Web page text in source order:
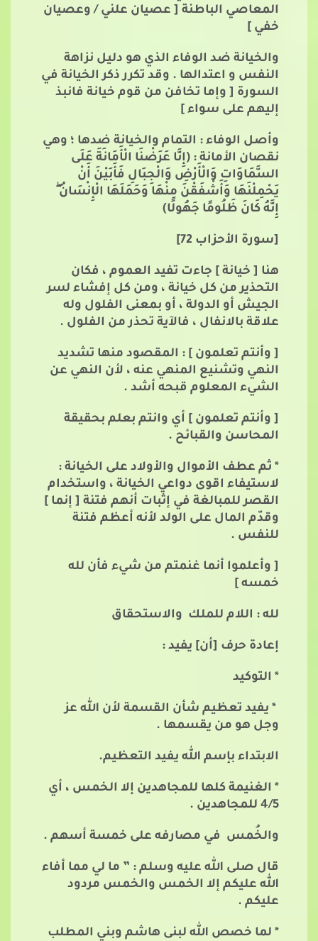
المعاصي الباطنة [ عصيان علني / وعصيان
خفي ]
والخيانة ضد الوفاء الذي هو دليل نزاهة
النفس و اعتدالها . وقد تكرر ذكر الخيانة في
السورة [ وإما تخافن من قوم خيانة فانبذ
إليهم على سواء ]
وأصل الوفاء : التمام والخيانة ضدها ؛ وهي
نقصان الأمانة : (إِنَّا عَرَضْنَا الْأَمَانَةَ عَلَى
السَّمَاوَاتِ وَالْأَرْضِ وَالْجِبَالِ فَأَبَيْنَ أَنْ
يَحْمِلْنَهَا وَأَشْفَقْنَ مِنْهَا وَحَمَلَهَا الْإِنْسَانُ
إِنَّهُ كَانَ ظَلُومًا جَهُولًا)
[سورة اﻷحزاب 72]
هنا [ خيانة ] جاءت تفيد العموم ، فكان
التحذير من كل خيانة ، ومن كل إفشاء لسر
الجيش أو الدولة ، أو بمعنى الفلول وله
علاقة بالانفال ، فالآية تحذر من الفلول .
[ وأنتم تعلمون ] : المقصود منها تشديد
النهي وتشنيع المنهي عنه ، لأن النهي عن
الشيء المعلوم قبحه أشد .
[ وأنتم تعلمون ] أي وانتم بعلم بحقيقة
المحاسن والقبائح .
* ثم عطف الأموال والأولاد على الخيانة :
لاستيفاء اقوى دواعي الخيانة ، واستخدام
القصر للمبالغة في إثبات أنهم فتنة [ إنما ]
وقدّم المال على الولد لأنه أعظم فتنة
للنفس .
[ وأعلموا أنما غنمتم من شيء فأن لله
خمسه ]
لله : اللام للملك والاستحقاق
إعادة حرف [أن] يفيد :
* التوكيد
* يفيد تعظيم شأن القسمة لأن الله عز
وجل هو من يقسمها .
الابتداء بإسم الله يفيد التعظيم.
* الغنيمة كلها للمجاهدين إلا الخمس ، أي
4/5 للمجاهدين .
والخُمس في مصارفه على خمسة أسهم .
قال صلى الله عليه وسلم : ” ما لي مما أفاء
الله عليكم إلا الخمس والخمس مردود
عليكم .
* لما خصص الله لبنى هاشم وبني المطلب